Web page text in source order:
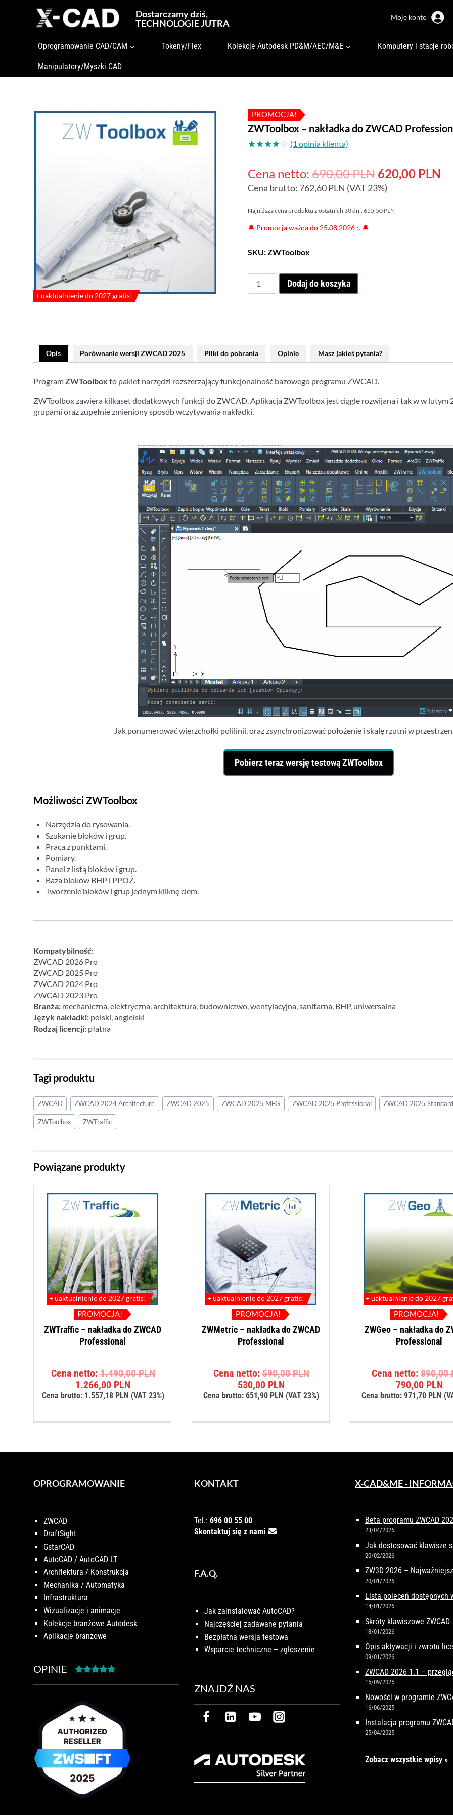
Dostarczamy dziś,
TECHNOLOGIE JUTRA
Moje konto
Oprogramowanie CAD/CAM Tokeny/Flex Kolekcje Autodesk PD&M/AEC/M&E Komputery i stacje
Manipulatory/Myszki CAD
+ uaktualnienie do 2027 gratis!
PROMOCJA!
ZWToolbox – nakładka do ZWCAD
5 na
podstawie
oceny
(1 opinia klienta)
Cena netto:690,00PLN Pierwotna
cena
wynosiła:
620,00 PLN
Cena brutto: 762,60PLN (VAT 23%)
Najniższa cena produktu z ostatnich 30 dni:655,50 PLN
🔔 Promocja ważna do 25.08.2026 r. 🔔
SKU:ZWToolbox
ZWToolbox
Dodaj do koszyka
Opis Porównanie wersji ZWCAD 2025 Pliki do pobrania Opinie Masz jakieś pytania?
ProgramZWToolbox to pakiet narzędzi rozszerzający funkcjonalność bazowego programu ZWCAD.
ZWToolbox zawiera kilkaset dodatkowych funkcji do ZWCAD. Aplikacja ZWToolbox jest ciągle rozwijana i tak w w lutym
grupami oraz zupełnie zmieniony sposób wczytywania nakładki.
Jak ponumerować wierzchołki polilinii, oraz zsynchronizować położenie i skalę rzutni w
Pobierz teraz wersję testową ZWToolbox
Możliwości ZWToolbox
Narzędzia do rysowania.
Szukanie bloków i grup.
Praca z punktami.
Pomiary.
Panel z listą bloków i grup.
Baza bloków BHP i PPOŻ.
Tworzenie bloków i grup jednym kliknę ciem.
Kompatybilność:
ZWCAD 2026 Pro
ZWCAD 2025 Pro
ZWCAD 2024 Pro
ZWCAD 2023 Pro
Branża: mechaniczna, elektryczna, architektura, budownictwo, wentylacyjna, sanitarna, BHP, uniwersalna
Język nakładki: polski, angielski
Rodzaj licencji: płatna
Tagi produktu
ZWCAD ZWCAD 2024 Architecture ZWCAD 2025 ZWCAD 2025 MFG ZWCAD 2025 Professional ZWCAD 2025 Standard
ZWToolbox ZWTraffic
Powiązane produkty
+ uaktualnienie do 2027 gratis!
PROMOCJA!
ZWTraffic – nakładka do ZWCAD
Professional
Cena netto: 1.490,00PLNPierwotna
wynosiła:
1.266,00 PLN
cena
1.266,00 PLN.
Cena brutto: 1.557,18 PLN (VAT 23%)
+ uaktualnienie do 2027 gratis!
PROMOCJA!
ZWMetric – nakładka do ZWCAD
Professional
Cena netto: 590,00PLNPierwotna
wynosiła:
530,00 PLN
cena
530,00 PLN.
Cena brutto:651,90 PLN (VAT 23%)
+ uaktualnienie do 2027
PROMOCJA!
ZWGeo – nakładka do
Professional
Cena netto: 890,00
790,00 PLN
Cena brutto:971,70 PLN
OPROGRAMOWANIE
ZWCAD
DraftSight
GstarCAD
AutoCAD / AutoCAD LT
Architektura / Konstrukcja
Mechanika / Automatyka
Infrastruktura
Wizualizacje i animacje
Kolekcje branżowe Autodesk
Aplikacje branżowe
OPINIE
KONTAKT
Tel.: 696 00 55 00
Skontaktuj się z nami
F.A.Q.
Jak zainstalować AutoCAD?
Najczęściej zadawane pytania
Bezpłatna wersja testowa
Wsparcie techniczne – zgłoszenie
ZNAJDŹ NAS
X-CAD&ME -
Beta programu ZWCAD
23/04/2026
Jak dostosować klawisze
20/02/2026
ZW3D 2026 –
20/01/2026
Lista poleceń dostępnych
14/01/2026
Skróty klawiszowe ZWCAD
13/01/2026
Opis aktywacji i zwrotu
09/01/2026
ZWCAD 2026 1.1 –
15/09/2025
Nowości w programie
16/06/2025
Instalacja programu
25/04/2025
Zobacz wszystkie wpisy »